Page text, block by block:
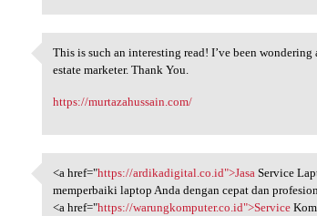
This is such an interesting
This is such an interesting read! I’ve been
estate marketer. Thank You.
https://murtazahussain.com/
<a href="https:/
<a href="https://ardikadigital.co.id">Jasa Service
memperbaiki laptop Anda dengan cepat dan
<a href="https://warungkomputer.co.id">Service